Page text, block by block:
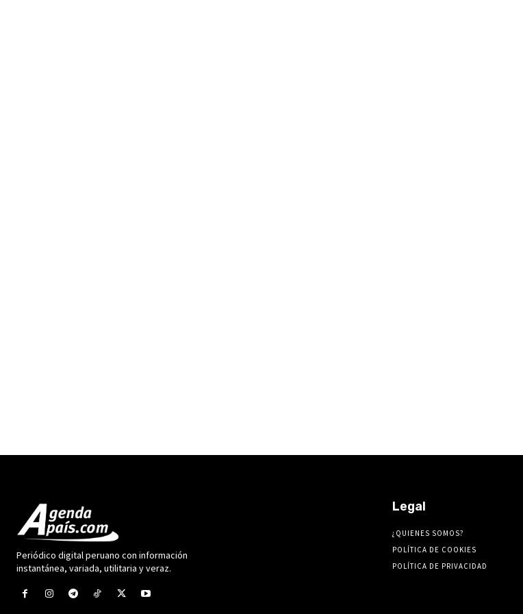
Periódico digital peruano con información
instantánea, variada, utilitaria y veraz.
Legal
¿QUIENES SOMOS?
POLÍTICA DE COOKIES
POLÍTICA DE PRIVACIDAD